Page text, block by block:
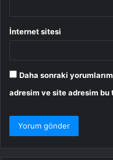
İnternet sitesi
Daha sonraki
adresim ve site adresim bu